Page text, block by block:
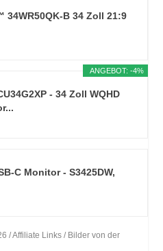
34WR50QK-B 34 Zoll 21:9
ANGEBOT: -4%
- 34 Zoll WQHD
C Monitor - S3425DW,
/ Affiliate Links / Bilder von der